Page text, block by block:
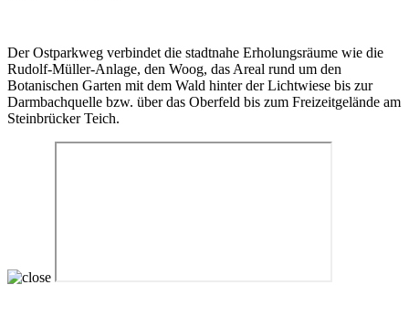
Der Ostparkweg verbindet die stadtnahe Erholungsräume wie die
Rudolf-Müller-Anlage, den Woog, das Areal rund um den
Botanischen Garten mit dem Wald hinter der Lichtwiese bis zur
Darmbachquelle bzw. über das Oberfeld bis zum Freizeitgelände am
Steinbrücker Teich.